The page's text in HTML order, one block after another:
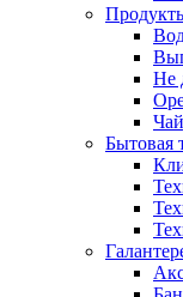
Не
Бытовая